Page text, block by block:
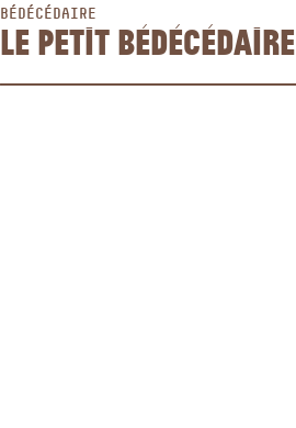
BÉDÉCÉDAIRE
Le Petit Bédécédaire